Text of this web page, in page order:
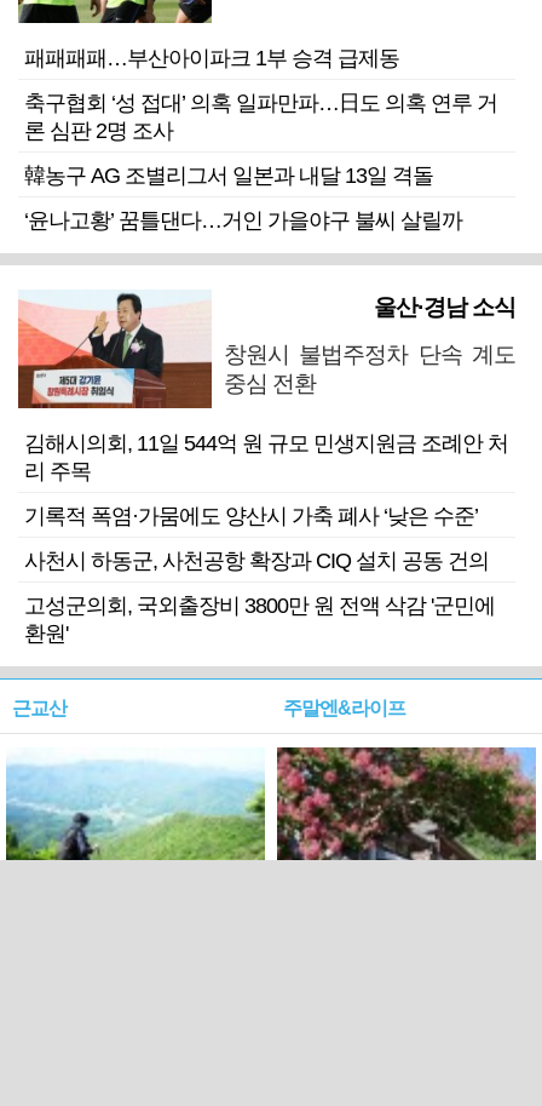
패패패패…부산아이파크 1부 승격 급제동
축구협회 ‘성 접대’ 의혹 일파만파…日도 의혹 연루 거
론 심판 2명 조사
韓농구 AG 조별리그서 일본과 내달 13일 격돌
‘윤나고황’ 꿈틀댄다…거인 가을야구 불씨 살릴까
울산·경남 소식
창원시 불법주정차 단속 계도
중심 전환
김해시의회, 11일 544억 원 규모 민생지원금 조례안 처
리 주목
기록적 폭염·가뭄에도 양산시 가축 폐사 ‘낮은 수준’
사천시 하동군, 사천공항 확장과 CIQ 설치 공동 건의
고성군의회, 국외출장비 3800만 원 전액 삭감 '군민에
환원'
근교산 주말엔&라이프